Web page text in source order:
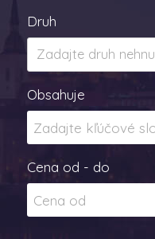
Druh
Obsahuje
Cena od - do